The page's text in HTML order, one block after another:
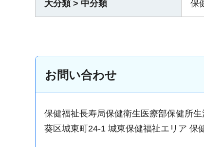
大分類 > 中分類 保
お問い合わせ
保健福祉長寿局保健衛生医療部保健所
葵区城東町24-1 城東保健福祉エリア 保